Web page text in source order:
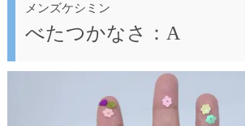
メンズケシミン
べたつかなさ：A